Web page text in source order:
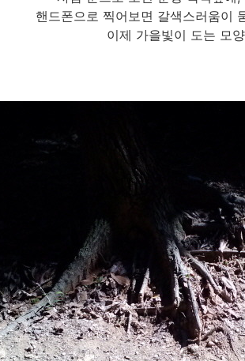
핸드폰으로 찍어보면 갈색스러움이
이제 가을빛이 도는 모